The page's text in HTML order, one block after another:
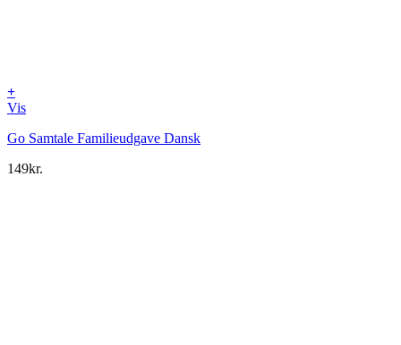
+
Vis
Go Samtale Familieudgave Dansk
149kr.